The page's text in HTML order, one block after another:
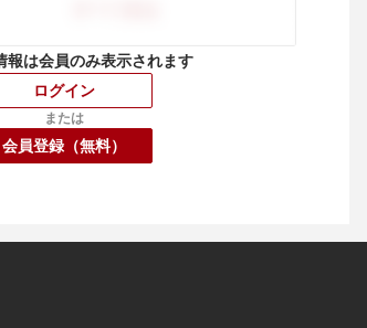
報は会員のみ表示されます
ログイン
または
会員登録（無料）